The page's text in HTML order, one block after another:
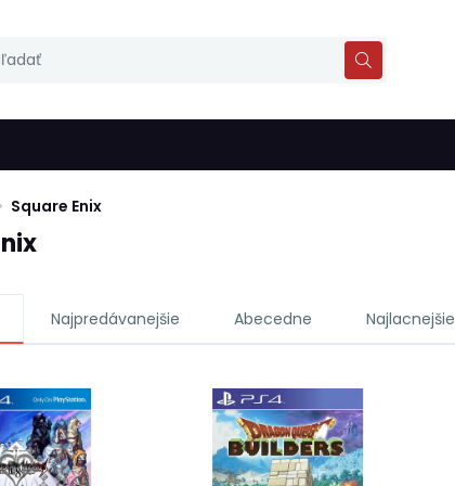
Square Enix
Najpredávanejšie Abecedne Najlacnejšie